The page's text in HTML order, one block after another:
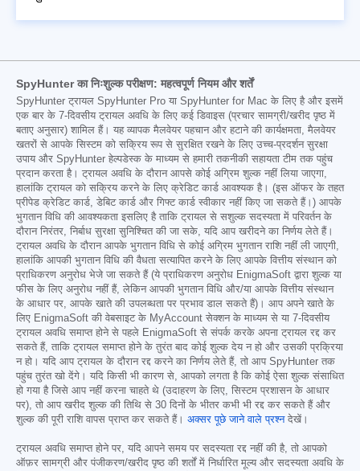
SpyHunter का निःशुल्क परीक्षण: महत्वपूर्ण नियम और शर्तें
SpyHunter ट्रायल SpyHunter Pro या SpyHunter for Mac के लिए है और इसमें
एक बार के 7-दिवसीय ट्रायल अवधि के लिए कई डिवाइस (प्रचार सामग्री/खरीद पृष्ठ में
बताए अनुसार) शामिल हैं। यह व्यापक मैलवेयर पहचान और हटाने की कार्यक्षमता, मैलवेयर
खतरों से आपके सिस्टम को सक्रिय रूप से सुरक्षित रखने के लिए उच्च-प्रदर्शन सुरक्षा
उपाय और SpyHunter हेल्पडेस्क के माध्यम से हमारी तकनीकी सहायता टीम तक पहुंच
प्रदान करता है। ट्रायल अवधि के दौरान आपसे कोई अग्रिम शुल्क नहीं लिया जाएगा,
हालांकि ट्रायल को सक्रिय करने के लिए क्रेडिट कार्ड आवश्यक है। (इस ऑफर के तहत
प्रीपेड क्रेडिट कार्ड, डेबिट कार्ड और गिफ्ट कार्ड स्वीकार नहीं किए जा सकते हैं।) आपके
भुगतान विधि की आवश्यकता इसलिए है ताकि ट्रायल से सशुल्क सदस्यता में परिवर्तन के
दौरान निरंतर, निर्बाध सुरक्षा सुनिश्चित की जा सके, यदि आप खरीदने का निर्णय लेते हैं।
ट्रायल अवधि के दौरान आपके भुगतान विधि से कोई अग्रिम भुगतान राशि नहीं ली जाएगी,
हालांकि आपकी भुगतान विधि की वैधता सत्यापित करने के लिए आपके वित्तीय संस्थान को
प्राधिकरण अनुरोध भेजे जा सकते हैं (ये प्राधिकरण अनुरोध EnigmaSoft द्वारा शुल्क या
फीस के लिए अनुरोध नहीं हैं, लेकिन आपकी भुगतान विधि और/या आपके वित्तीय संस्थान
के आधार पर, आपके खाते की उपलब्धता पर प्रभाव डाल सकते हैं)। आप अपने खाते के
लिए EnigmaSoft की वेबसाइट के MyAccount सेक्शन के माध्यम से या 7-दिवसीय
ट्रायल अवधि समाप्त होने से पहले EnigmaSoft से संपर्क करके अपना ट्रायल रद्द कर
सकते हैं, ताकि ट्रायल समाप्त होने के तुरंत बाद कोई शुल्क देय न हो और उसकी प्रक्रिया
न हो। यदि आप ट्रायल के दौरान रद्द करने का निर्णय लेते हैं, तो आप SpyHunter तक
पहुंच तुरंत खो देंगे। यदि किसी भी कारण से, आपको लगता है कि कोई ऐसा शुल्क संसाधित
हो गया है जिसे आप नहीं करना चाहते थे (उदाहरण के लिए, सिस्टम प्रशासन के आधार
पर), तो आप खरीद शुल्क की तिथि से 30 दिनों के भीतर कभी भी रद्द कर सकते हैं और
शुल्क की पूरी राशि वापस प्राप्त कर सकते हैं। अक्सर पूछे जाने वाले प्रश्नदेखें।
ट्रायल अवधि समाप्त होने पर, यदि आपने समय पर सदस्यता रद्द नहीं की है, तो आपको
ऑफ़र सामग्री और पंजीकरण/खरीद पृष्ठ की शर्तों में निर्धारित मूल्य और सदस्यता अवधि के